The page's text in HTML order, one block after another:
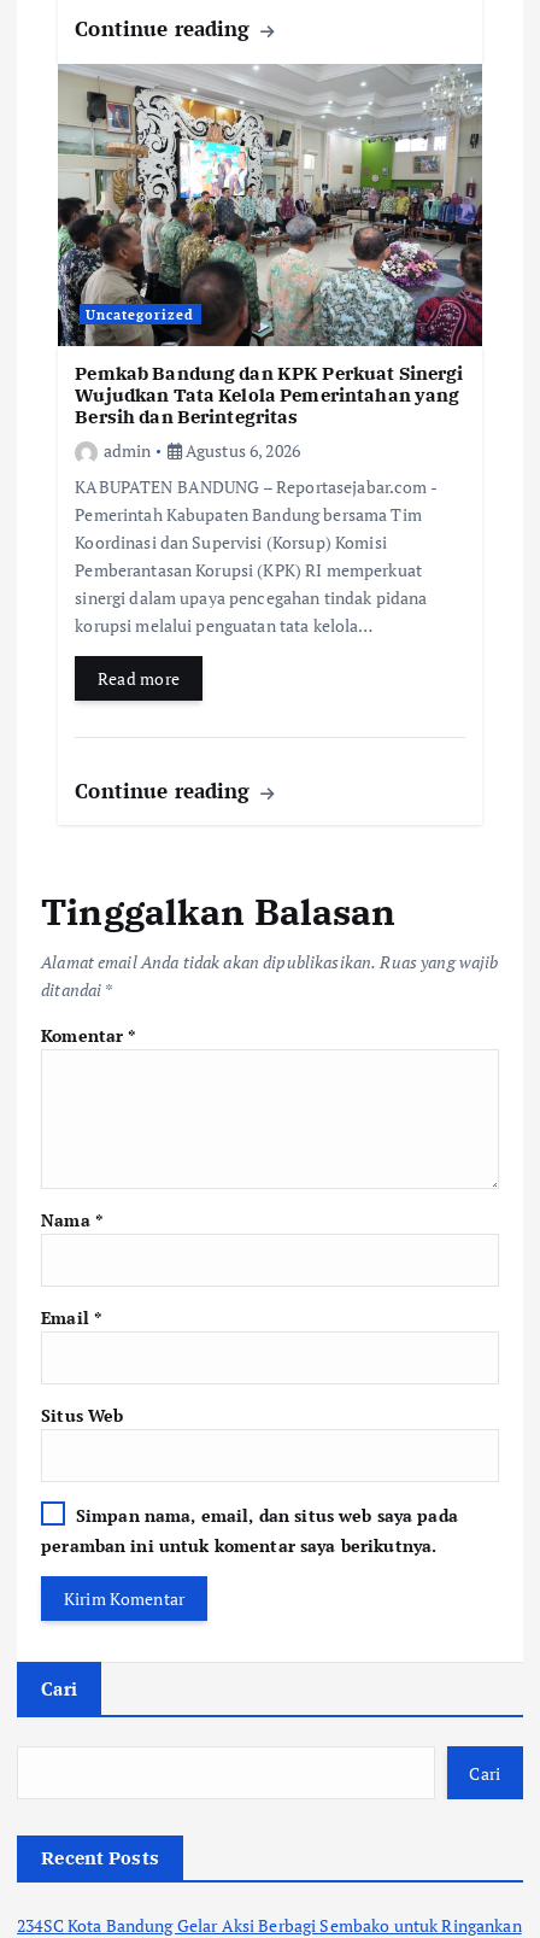
Continue reading
Uncategorized
Pemkab Bandung dan KPK Perkuat Sinergi
Wujudkan Tata Kelola Pemerintahan yang
Bersih dan Berintegritas
admin
Agustus 6, 2026
KABUPATEN BANDUNG – Reportasejabar.com -
Pemerintah Kabupaten Bandung bersama Tim
Koordinasi dan Supervisi (Korsup) Komisi
Pemberantasan Korupsi (KPK) RI memperkuat
sinergi dalam upaya pencegahan tindak pidana
korupsi melalui penguatan tata kelola…
Read more
Continue reading
Tinggalkan Balasan
Alamat email Anda tidak akan dipublikasikan. Ruas yang wajib
ditandai *
Komentar*
Nama *
Email *
Situs Web
Simpan nama, email, dan situs web saya pada
peramban ini untuk komentar saya berikutnya.
Cari
Cari
Recent Posts
234SC Kota Bandung Gelar Aksi Berbagi Sembako untuk Ringankan